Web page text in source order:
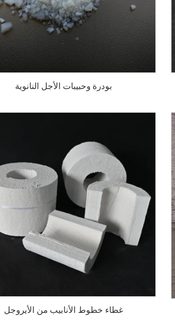
بودرة وحبيبات الأجل النانوية
غطاء خطوط الأنابيب من الأيروجل